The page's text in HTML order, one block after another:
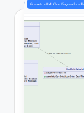
l
n
g